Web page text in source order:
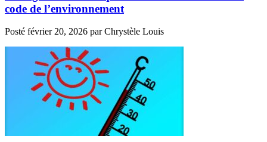
code de l’environnement
Posté février 20, 2026 par Chrystèle Louis